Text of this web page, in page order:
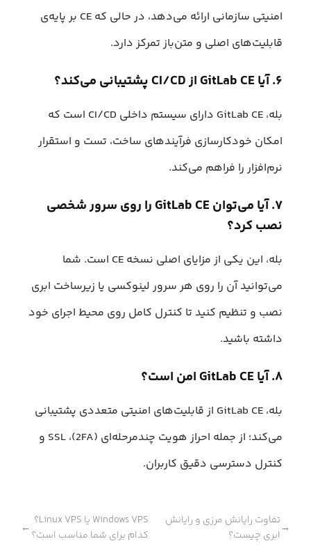
امنیتی سازمانی ارائه می‌دهد، در حالی که CE بر پایه‌ی
قابلیت‌های اصلی و متن‌باز تمرکز دارد.
۶. آیا GitLab CE از CI/CD پشتیبانی می‌کند؟
بله، GitLab CE دارای سیستم داخلی CI/CD است که
امکان خودکارسازی فرآیندهای ساخت، تست و استقرار
نرم‌افزار را فراهم می‌کند.
۷. آیا می‌توان GitLab CE را روی سرور شخصی
نصب کرد؟
بله، این یکی از مزایای اصلی نسخه CE است. شما
می‌توانید آن را روی هر سرور لینوکسی یا زیرساخت ابری
نصب و تنظیم کنید تا کنترل کامل روی محیط اجرای خود
داشته باشید.
۸. آیا GitLab CE امن است؟
بله، GitLab CE از قابلیت‌های امنیتی متعددی پشتیبانی
می‌کند؛ از جمله احراز هویت چندمرحله‌ای (2FA)، SSL و
کنترل دسترسی دقیق کاربران.
→
تفاوت رایانش مرزی و رایانش
ابری چیست؟
Windows VPS یا Linux VPS؟
کدام برای شما مناسب است؟ ←